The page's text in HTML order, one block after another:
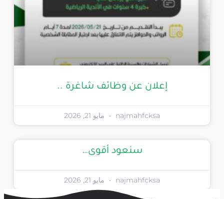
إعلان عن وظائف شاغرة ..
najmahfcksa مايو 21, 2026
سنعود أقوى…
najmahfcksa مايو 21, 2026